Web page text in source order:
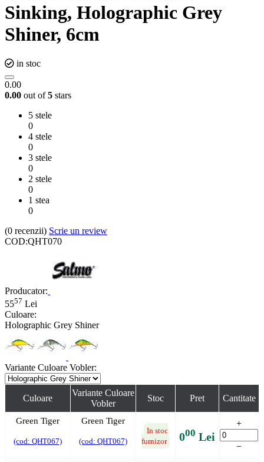
Sinking, Holographic Grey
Shiner, 6cm
in stoc
0.00
0.00 out of5 stars
5 stele
0
4 stele
0
3 stele
0
2 stele
0
1 stea
0
(0 recenzii) Scrie un review
COD:QHT070
Producator:
5557 Lei
Culoare:
Holographic Grey Shiner
Variante Culoare Vobler:
Culoare
Variante Culoare
Vobler
Stoc Pret Cantitate
Green Tiger
(cod: QHT067)
Green Tiger
(cod: QHT067)
In stoc
furnizor
000 Lei
+
−